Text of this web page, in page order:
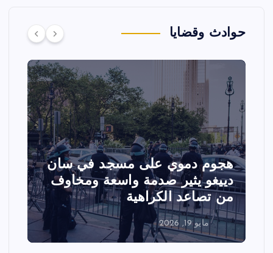
حوادث وقضايا
على مسجد في سان
صدمة واسعة ومخاوف
الكراهية
تصادم
عرض جوي في
الفعاليات